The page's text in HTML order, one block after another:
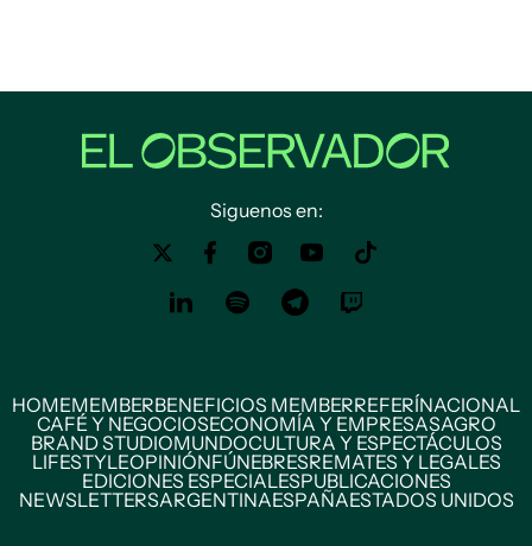
Siguenos en:
HOMEMEMBERBENEFICIOS MEMBERREFERÍNACIONAL
CAFÉ Y NEGOCIOSECONOMÍA Y EMPRESASAGRO
BRAND STUDIOMUNDOCULTURA Y ESPECTÁCULOS
LIFESTYLEOPINIÓNFÚNEBRESREMATES Y LEGALES
EDICIONES ESPECIALESPUBLICACIONES
NEWSLETTERSARGENTINAESPAÑAESTADOS UNIDOS